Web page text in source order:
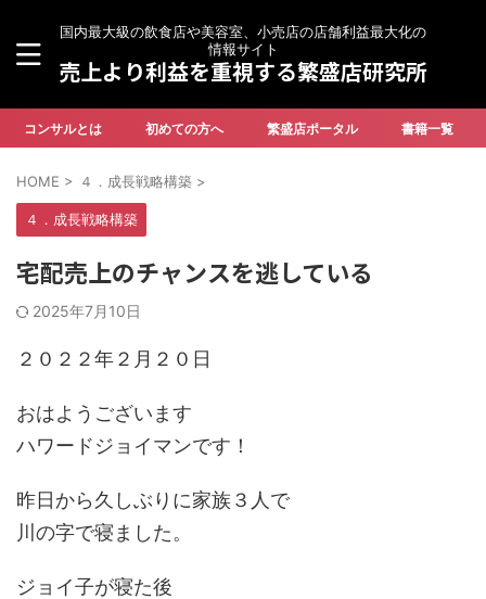
国内最大級の飲食店や美容室、小売店の店舗利益最大化の
情報サイト
売上より利益を重視する繁盛店研究所
コンサルとは 初めての方へ 繁盛店ポータル 書籍一覧
HOME > ４．成長戦略構築 >
４．成長戦略構築
宅配売上のチャンスを逃している
2025年7月10日
２０２２年２月２０日
おはようございます
ハワードジョイマンです！
昨日から久しぶりに家族３人で
川の字で寝ました。
ジョイ子が寝た後